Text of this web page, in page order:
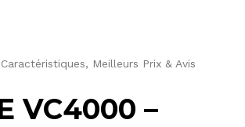
Meilleurs Prix & Avis
VC4000 –